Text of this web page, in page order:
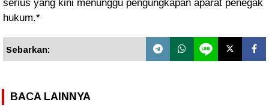
serius yang kini menunggu pengungkapan aparat penegak
hukum.*
Sebarkan:
BACA LAINNYA